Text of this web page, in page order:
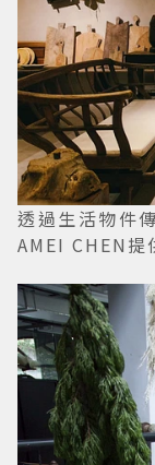
透過生活物件
AMEI CHEN提